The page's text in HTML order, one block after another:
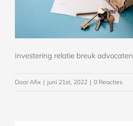
Investering relatie breuk advocaten
Door Afix | juni 21st, 2022 | 0 Reacties